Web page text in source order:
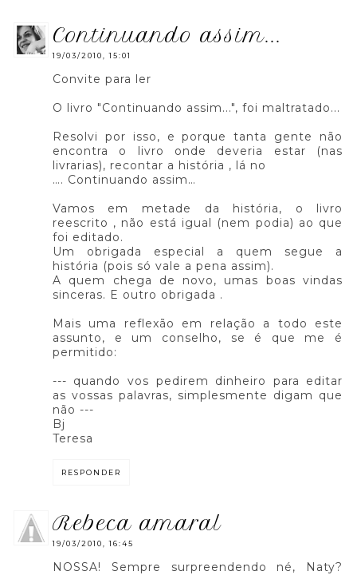
continuando assim...
19/03/2010, 15:01
Convite para ler
O livro "Continuando assim...", foi maltratado...
Resolvi por isso, e porque tanta gente não
encontra o livro onde deveria estar (nas
livrarias), recontar a história , lá no
…. Continuando assim…
Vamos em metade da história, o livro
reescrito , não está igual (nem podia) ao que
foi editado.
Um obrigada especial a quem segue a
história (pois só vale a pena assim).
A quem chega de novo, umas boas vindas
sinceras. E outro obrigada .
Mais uma reflexão em relação a todo este
assunto, e um conselho, se é que me é
permitido:
--- quando vos pedirem dinheiro para editar
as vossas palavras, simplesmente digam que
não ---
Bj
Teresa
RESPONDER
rebeca amaral
19/03/2010, 16:45
NOSSA! Sempre surpreendendo né, Naty?